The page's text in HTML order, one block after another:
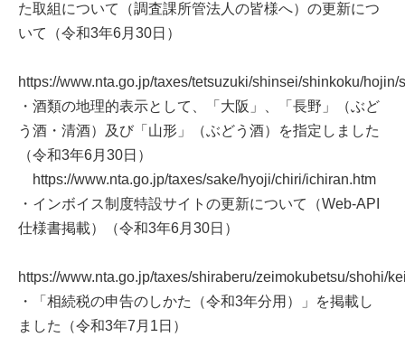
た取組について（調査課所管法人の皆様へ）の更新につ
いて（令和3年6月30日）
https://www.nta.go.jp/taxes/tetsuzuki/shinsei/shinkoku/hojin/
・酒類の地理的表示として、「大阪」、「長野」（ぶど
う酒・清酒）及び「山形」（ぶどう酒）を指定しました
（令和3年6月30日）
https://www.nta.go.jp/taxes/sake/hyoji/chiri/ichiran.htm
・インボイス制度特設サイトの更新について（Web-API
仕様書掲載）（令和3年6月30日）
https://www.nta.go.jp/taxes/shiraberu/zeimokubetsu/shohi/
・「相続税の申告のしかた（令和3年分用）」を掲載し
ました（令和3年7月1日）